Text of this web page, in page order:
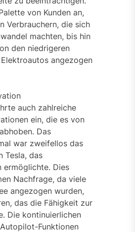
von Kunden an,
Verbrauchern, die sich
machten, bis hin
den niedrigeren
angezogen
auch zahlreiche
ein, die es von
Das
war zweifellos das
Tesla, das
ermöglichte. Dies
Nachfrage, da viele
angezogen wurden,
das die Fähigkeit zur
Die kontinuierlichen
Funktionen